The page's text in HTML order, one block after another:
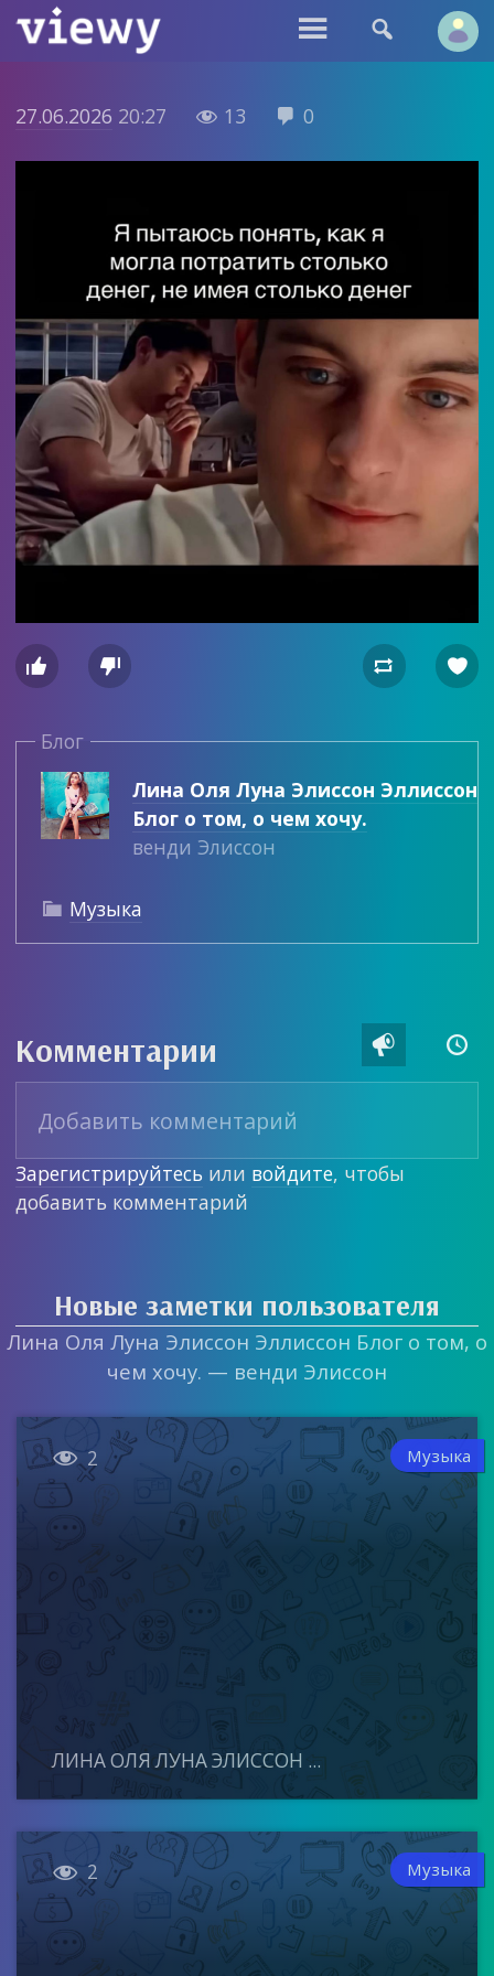
 
27.06.2026 20:27  13  0
   
Блог
Лина Оля Луна Элиссон Эллиссон
Блог о том, о чем хочу.
венди Элиссон
 Музыка
Комментарии  
Зарегистрируйтесь или войдите, чтобы
добавить комментарий
Новые заметки пользователя
Лина Оля Луна Элиссон Эллиссон Блог о том, о
чем хочу. — венди Элиссон
 2 Музыка
ЛИНА ОЛЯ ЛУНА ЭЛИССОН ...
 2 Музыка